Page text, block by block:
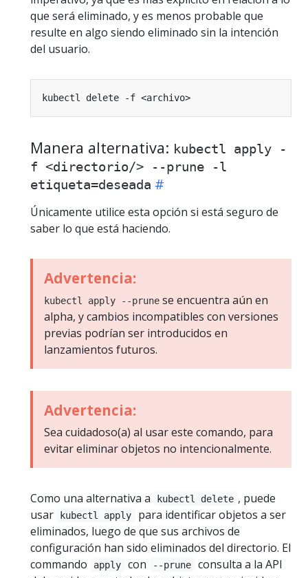
que será eliminado, y es menos probable que
resulte en algo siendo eliminado sin la intención
del usuario.
Manera alternativa: kubectl apply -
f <directorio/> --prune -l
etiqueta=deseada
Únicamente utilice esta opción si está seguro de
saber lo que está haciendo.
Advertencia:
kubectl apply --prune se encuentra aún en
alpha, y cambios incompatibles con versiones
previas podrían ser introducidos en
lanzamientos futuros.
Advertencia:
Sea cuidadoso(a) al usar este comando, para
evitar eliminar objetos no intencionalmente.
Como una alternativa a kubectl delete , puede
usar
kubectl apply
para identificar objetos a ser
eliminados, luego de que sus archivos de
configuración han sido eliminados del directorio. El
commando
apply con --prune
consulta a la API